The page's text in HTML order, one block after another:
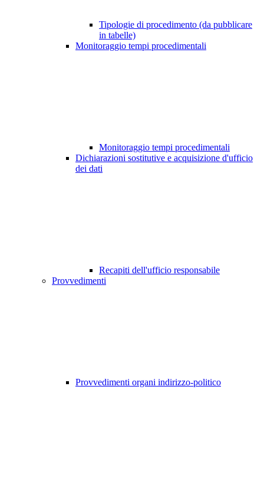
Tipologie di procedimento (da pubblicare
in tabelle)
Monitoraggio tempi procedimentali
Monitoraggio tempi procedimentali
Dichiarazioni sostitutive e acquisizione d'ufficio
dei dati
Recapiti dell'ufficio responsabile
Provvedimenti
Provvedimenti organi indirizzo-politico